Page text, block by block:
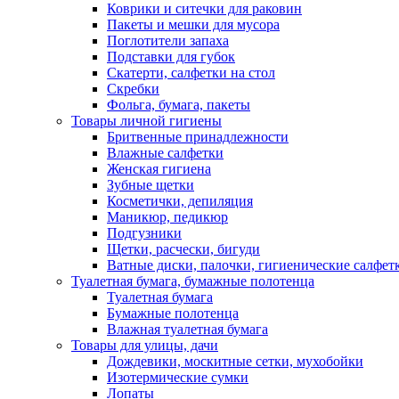
Коврики и ситечки для раковин
Пакеты и мешки для мусора
Поглотители запаха
Подставки для губок
Скатерти, салфетки на стол
Скребки
Фольга, бумага, пакеты
Товары личной гигиены
Бритвенные принадлежности
Влажные салфетки
Женская гигиена
Зубные щетки
Косметички, депиляция
Маникюр, педикюр
Подгузники
Щетки, расчески, бигуди
Ватные диски, палочки, гигиенические
Туалетная бумага, бумажные полотенца
Туалетная бумага
Бумажные полотенца
Влажная туалетная бумага
Товары для улицы, дачи
Дождевики, москитные сетки, мухобойки
Изотермические сумки
Лопаты